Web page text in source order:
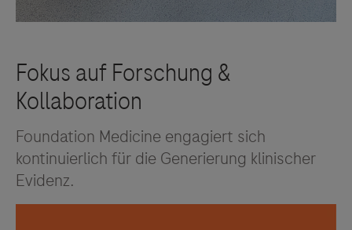
Foundation Medicine engagiert sich
kontinuierlich für die Generierung klinischer
Evidenz.